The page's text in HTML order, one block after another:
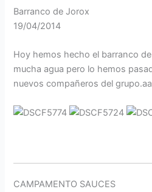
Barranco de Jorox
19/04/2014
Hoy hemos hecho el barranco
mucha agua pero lo hemos
nuevos compañeros del
CAMPAMENTO SAUCES